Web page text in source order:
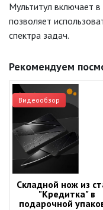
Мультитул включает
позволяет
спектра задач.
Рекомендуем
Видеообзор
Складной нож из
"Кредитка" в
подарочной